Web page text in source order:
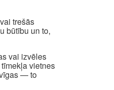
trešās
būtību un to,
vai izvēles
vietnes
— to